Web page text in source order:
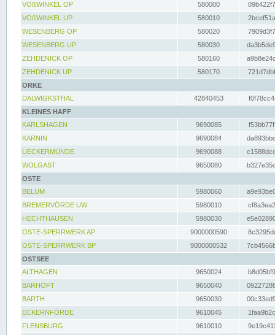
VOßWINKEL OP
580000
VOßWINKEL UP
580010
WESENBERG OP
580020
WESENBERG UP
580030
ZEHDENICK OP
580160
ZEHDENICK UP
580170
ORKE
DALWIGKSTHAL
42840453
KLEINES HAFF
KARLSHAGEN
9690085
KARNIN
9690084
UECKERMÜNDE
9690088
WOLGAST
9650080
OSTE
BELUM
5980060
BREMERVÖRDE UW
5980010
HECHTHAUSEN
5980030
OSTE-SPERRWERK AP
9000000590
OSTE-SPERRWERK BP
9000000532
OSTSEE
ALTHAGEN
9650024
BARHÖFT
9650040
BARTH
9650030
ECKERNFÖRDE
9610045
FLENSBURG
9610010